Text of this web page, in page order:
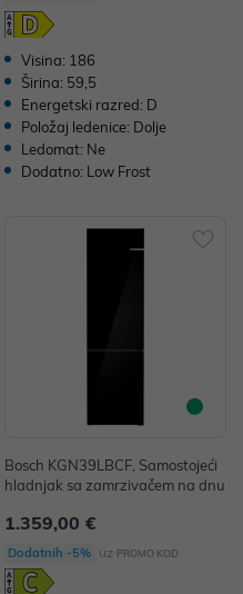
Visina: 186
Širina: 59,5
Energetski razred: D
Položaj ledenice: Dolje
Ledomat: Ne
Dodatno: Low Frost
Bosch KGN39LBCF, Samostojeći
hladnjak sa zamrzivačem na dnu
1.359,00 €
Dodatnih -5% uz PROMO KOD